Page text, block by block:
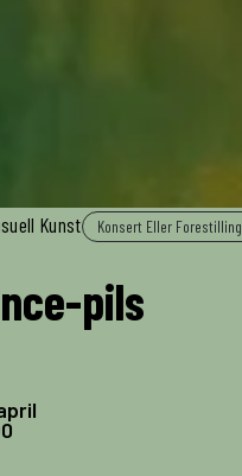
Kunst Konsert Eller Forestilling
pils